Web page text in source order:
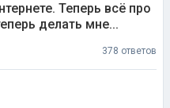
Теперь всё про
делать мне...
378 ответов